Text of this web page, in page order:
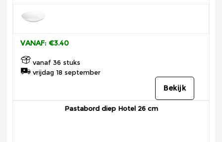
VANAF: €3.40
vanaf 36 stuks
vrijdag 18 september
Bekijk
Pastabord diep Hotel 26 cm